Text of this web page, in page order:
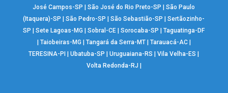
José Campos-SP
|São José do Rio Preto-SP |São Paulo
(Itaquera)-SP
|São Pedro-SP |São Sebastião-SP |Sertãozinho-
SP
|Sete Lagoas-MG |Sobral-CE |Sorocaba-SP |Taguatinga-DF
Taiobeiras-MG Tangará da Serra-MT| Tarauacá-AC|
TERESINA-PI
|Ubatuba-SP |Uruguaiana-RS |Vila Velha-ES
Volta Redonda-RJ